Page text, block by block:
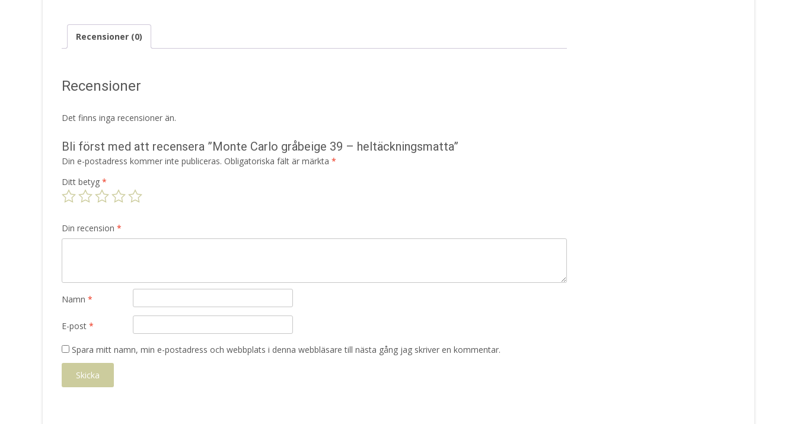
Recensioner (0)
Recensioner
Det finns inga recensioner än.
Bli först med att recensera ”Monte Carlo gråbeige 39 – heltäckningsmatta”
Din e-postadress kommer inte publiceras. Obligatoriska fält är märkta *
Ditt betyg *
Din recension *
Namn *
E-post *
Spara mitt namn, min e-postadress och webbplats i denna webbläsare till nästa gång jag skriver en kommentar.